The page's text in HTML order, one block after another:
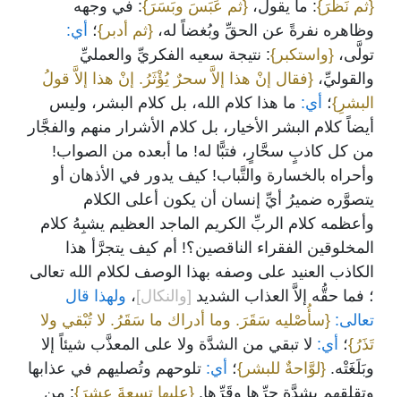
{ثم نَظَرَ}: ما يقول، {ثم عَبَسَ وبَسَرَ}: في وجهه
وظاهره نفرةً عن الحقِّ وبُغضاً له، {ثم أدبر}؛ أي:
تولَّى، {واستكبر}: نتيجة سعيه الفكريِّ والعمليِّ
والقوليِّ، {فقال إنْ هذا إلاَّ سحرٌ يُؤْثَرُ. إنْ هذا إلاَّ قولُ
البشرِ}؛ أي: ما هذا كلام الله، بل كلام البشر، وليس
أيضاً كلام البشر الأخيار، بل كلام الأشرار منهم والفجَّار
من كل كاذبٍ سحَّارٍ، فتبًّا له! ما أبعده من الصواب!
وأحراه بالخسارة والتَّباب! كيف يدور في الأذهان أو
يتصوَّره ضميرُ أيِّ إنسان أن يكون أعلى الكلام
وأعظمه كلام الربِّ الكريم الماجد العظيم يشبِهُ كلام
المخلوقين الفقراء الناقصين؟! أم كيف يتجرَّأ هذا
الكاذب العنيد على وصفه بهذا الوصف لكلام الله تعالى
؛ فما حقُّه إلاَّ العذاب الشديد [والنكال] ، ولهذا قال
تعالى: {سأُصْليه سَقَرَ. وما أدراك ما سَقَرُ. لا تُبْقي ولا
تَذَرُ}؛ أي: لا تبقي من الشدَّة ولا على المعذَّب شيئاً إلا
وبَلَغَتْه. {لوَّاحةٌ للبشر}؛ أي: تلوحهم وتُصليهم في عذابها
وتقلقهم بشدَّة حرِّها وقَرِّها. {عليها تسعةَ عشرَ}: من